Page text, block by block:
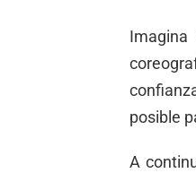
posible
A